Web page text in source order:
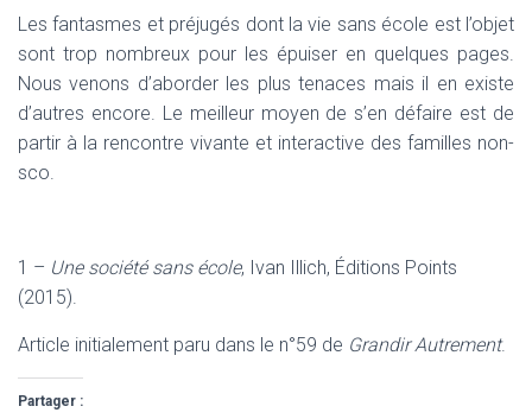
Les fantasmes et préjugés dont la vie sans école est l’objet
sont trop nombreux pour les épuiser en quelques pages.
Nous venons d’aborder les plus tenaces mais il en existe
d’autres encore. Le meilleur moyen de s’en défaire est de
partir à la rencontre vivante et interactive des familles non-
sco.
1 – Une société sans école, Ivan Illich, Éditions Points
(2015).
Article initialement paru dans le n°59 de Grandir Autrement.
Partager :